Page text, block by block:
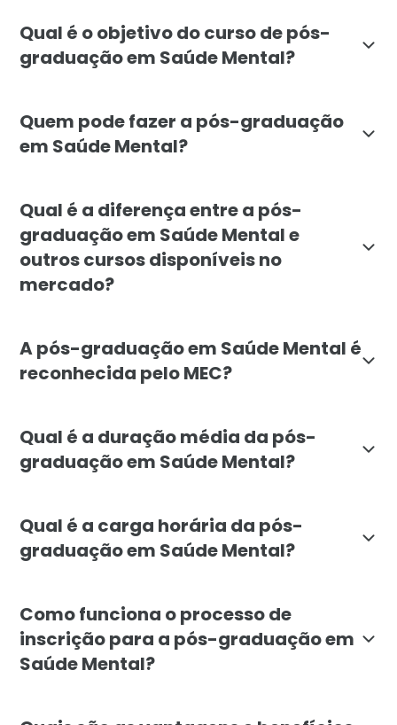
Qual é o objetivo do curso de pós-
graduação em Saúde Mental?
Quem pode fazer a pós-graduação
em Saúde Mental?
Qual é a diferença entre a pós-
graduação em Saúde Mental e
outros cursos disponíveis no
mercado?
A pós-graduação em Saúde Mental é
reconhecida pelo MEC?
Qual é a duração média da pós-
graduação em Saúde Mental?
Qual é a carga horária da pós-
graduação em Saúde Mental?
Como funciona o processo de
inscrição para a pós-graduação em
Saúde Mental?